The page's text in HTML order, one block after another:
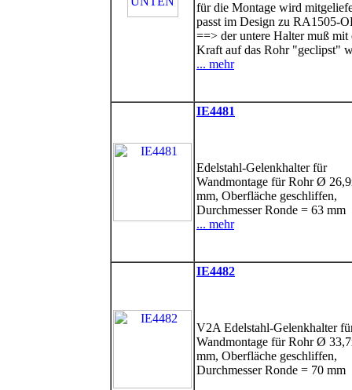
für die Montage wird
passt im Design zu RA1505-
==> der untere Halter muß mit
Kraft auf das Rohr "geclipst"
... mehr
IE4481
Edelstahl-Gelenkhalter für
Wandmontage für Rohr Ø
mm, Oberfläche geschliffen,
Durchmesser Ronde = 63 mm
... mehr
IE4482
V2A Edelstahl-Gelenkhalter
Wandmontage für Rohr Ø
mm, Oberfläche geschliffen,
Durchmesser Ronde = 70 mm